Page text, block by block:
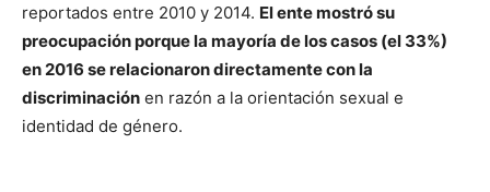
reportados entre 2010 y 2014. El ente mostró su
preocupación porque la mayoría de los casos (el 33%)
en 2016 se relacionaron directamente con la
discriminación en razón a la orientación sexual e
identidad de género.